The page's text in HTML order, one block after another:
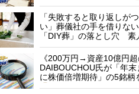
「失敗すると取り返しが
い」葬儀社の手を借りない
「DIY葬」の落とし穴 素
に…
《200万円→資産10億円
DAIBOUCHOU氏が「年末
に株価倍増期待」の5銘柄